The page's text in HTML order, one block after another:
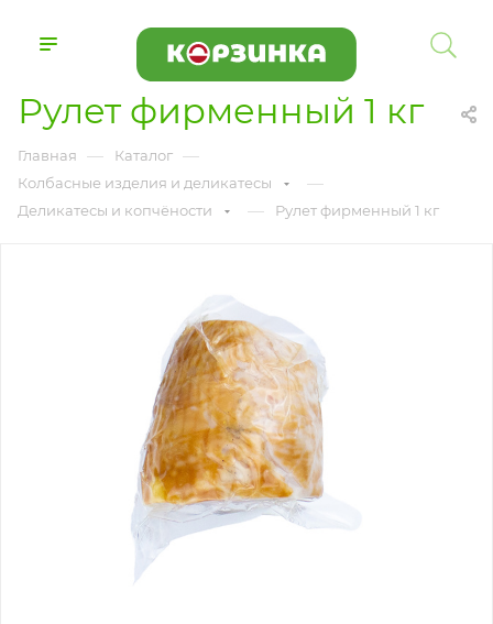
Рулет фирменный 1 кг
Главная — Каталог —
Колбасные изделия и деликатесы —
Деликатесы и копчёности — Рулет фирменный 1 кг